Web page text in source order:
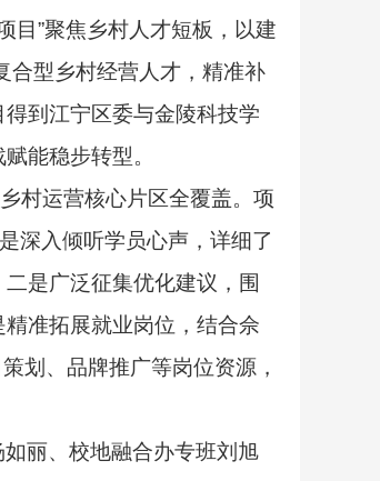
目 ”聚焦乡村人才短板，以建
合型乡村经营人才，精准补
到江宁区委与金陵科技学
能稳步转型。
村运营核心片区全覆盖。项
深入倾听学员心声，详细了
是广泛征集优化建议，围
准拓展就业岗位，结合佘
划、品牌推广等岗位资源，
丽、校地融合办专班刘旭